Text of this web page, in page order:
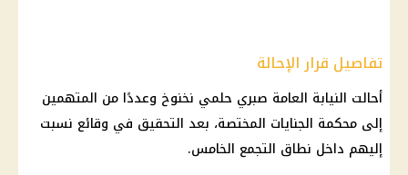
تفاصيل قرار الإحالة
أحالت النيابة العامة صبري حلمي نخنوخ وعددًا من المتهمين
إلى محكمة الجنايات المختصة، بعد التحقيق في وقائع نسبت
إليهم داخل نطاق التجمع الخامس.